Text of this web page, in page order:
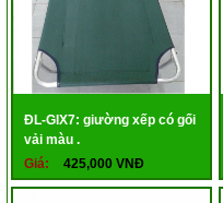
ĐL-GIX7: giường xếp có gối
vải màu .
Giá:
425,000 VNĐ